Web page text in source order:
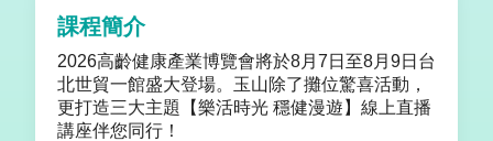
課程簡介
2026高齡健康產業博覽會將於8月7日至8月9日台
北世貿一館盛大登場。玉山除了攤位驚喜活動，
更打造三大主題【樂活時光 穩健漫遊】線上直播
講座伴您同行！